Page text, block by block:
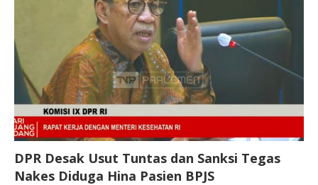
DPR Desak Usut Tuntas dan Sanksi Tegas
Nakes Diduga Hina Pasien BPJS